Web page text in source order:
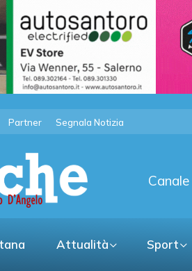
Partner Segnala Notizia
Attualità Sport